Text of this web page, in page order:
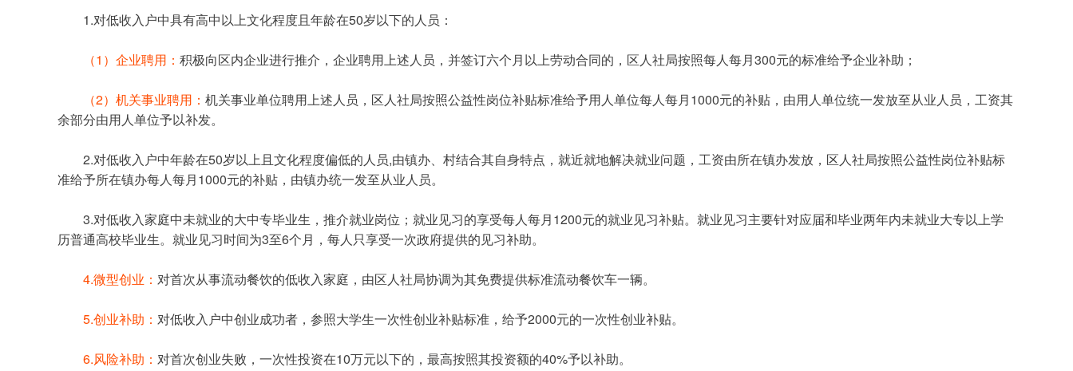
	1.对低收入户中具有高中以上文化程度且年龄在50岁以下的人员：
（1）企业聘用： 积极向区内企业进行推介，企业聘用上述人员，并签订六个月以上劳动合同的，区人社局按照每人每月300元的标准给予企业补助；
（2）机关事业聘用： 机关事业单位聘用上述人员，区人社局按照公益性岗位补贴标准给予用人单位每人每月1000元的补贴，由用人单位统一发放至从业人员，工资其
余部分由用人单位予以补发。
准给予所在镇办每人每月1000元的补贴，由镇办统一发至从业人员。
历普通高校毕业生。就业见习时间为3至6个月，每人只享受一次政府提供的见习补助。
4.微型创业： 对首次从事流动餐饮的低收入家庭，由区人社局协调为其免费提供标准流动餐饮车一辆。
5.创业补助： 对低收入户中创业成功者，参照大学生一次性创业补贴标准，给予2000元的一次性创业补贴。
6.风险补助： 对首次创业失败，一次性投资在10万元以下的，最高按照其投资额的40%予以补助。